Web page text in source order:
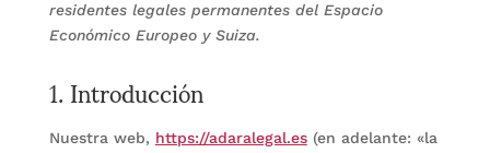
residentes legales permanentes del Espacio
Económico Europeo y Suiza.
1. Introducción
Nuestra web, https://adaralegal.es(en adelante: «la